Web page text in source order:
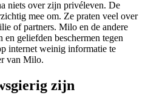
niets over zijn privéleven. De
mee om. Ze praten veel over
of partners. Milo en de andere
geliefden beschermen tegen
internet weinig informatie te
van Milo.
zijn